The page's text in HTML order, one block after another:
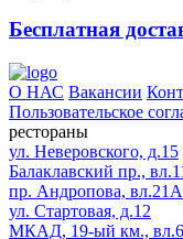
Бесплатная
О НАС Вакансии
Пользовательское
рестораны
ул. Неверовского, д.15
Балаклавский пр.,
пр. Андропова, вл.21А
ул. Стартовая, д.12
МКАД, 19-ый км.,